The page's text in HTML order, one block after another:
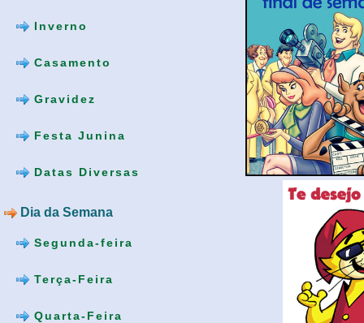
Inverno
Casamento
Gravidez
Festa Junina
Datas Diversas
Dia da Semana
Segunda-feira
Terça-Feira
Quarta-Feira